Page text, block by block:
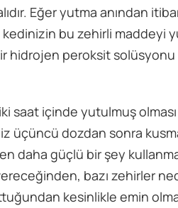
Eğer yutma anından
bu zehirli maddeyi
hidrojen peroksit
saat içinde yutulmuş olması
üçüncü dozdan sonra
daha güçlü bir şey
bazı zehirler
kesinlikle emin